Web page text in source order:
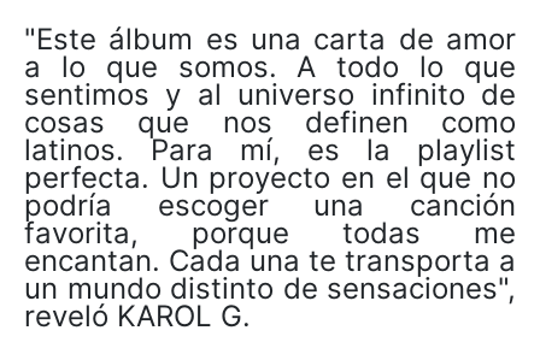
"Este álbum es una carta de amor
a lo que somos. A todo lo que
sentimos y al universo infinito de
cosas que nos definen como
latinos. Para mí, es la playlist
perfecta. Un proyecto en el que no
podría escoger una canción
favorita, porque todas me
encantan. Cada una te transporta a
un mundo distinto de sensaciones",
reveló KAROL G.